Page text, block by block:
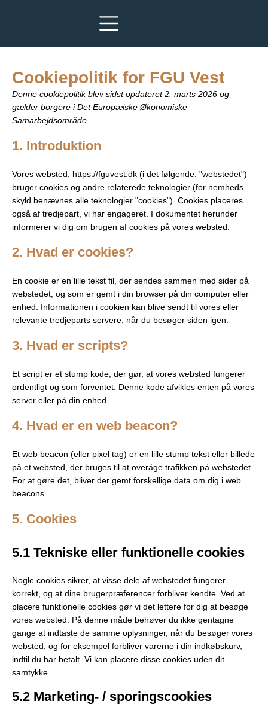
Cookiepolitik for FGU Vest
Denne cookiepolitik blev sidst opdateret 2. marts 2026 og
gælder borgere i Det Europæiske Økonomiske
Samarbejdsområde.
1. Introduktion
Vores websted, https://fguvest.dk (i det følgende: "webstedet")
bruger cookies og andre relaterede teknologier (for nemheds
skyld benævnes alle teknologier "cookies"). Cookies placeres
også af tredjepart, vi har engageret. I dokumentet herunder
informerer vi dig om brugen af ​​cookies på vores websted.
2. Hvad er cookies?
En cookie er en lille tekst fil, der sendes sammen med sider på
webstedet, og som er gemt i din browser på din computer eller
enhed. Informationen i cookien kan blive sendt til vores eller
relevante tredjeparts servere, når du besøger siden igen.
3. Hvad er scripts?
Et script er et stump kode, der gør, at vores websted fungerer
ordentligt og som forventet. Denne kode afvikles enten på vores
server eller på din enhed.
4. Hvad er en web beacon?
Et web beacon (eller pixel tag) er en lille stump tekst eller billede
på et websted, der bruges til at overåge trafikken på webstedet.
For at gøre det, bliver der gemt forskellige data om dig i web
beacons.
5. Cookies
5.1 Tekniske eller funktionelle cookies
Nogle cookies sikrer, at visse dele af webstedet fungerer
korrekt, og at dine brugerpræferencer forbliver kendte. Ved at
placere funktionelle cookies gør vi det lettere for dig at besøge
vores websted. På denne måde behøver du ikke gentagne
gange at indtaste de samme oplysninger, når du besøger vores
websted, og for eksempel forbliver varerne i din indkøbskurv,
indtil du har betalt. Vi kan placere disse cookies uden dit
samtykke.
5.2 Marketing- / sporingscookies